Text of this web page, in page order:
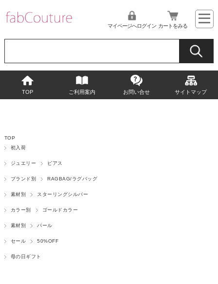
マイページへログイン カートをみる
TOP ご利用案内 お問い合せ サイトマップ
TOP
初入荷
ジュエリー ピアス
ブランド別 RAGBAG/ラグバッグ
素材別 スターリングシルバー
カラー別 ゴールドカラー
素材別 パール
セール 50%OFF
母の日ギフト